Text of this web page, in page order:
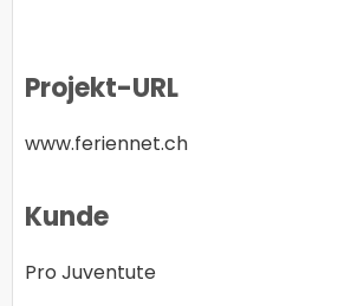
Projekt-URL
www.feriennet.ch
Kunde
Pro Juventute